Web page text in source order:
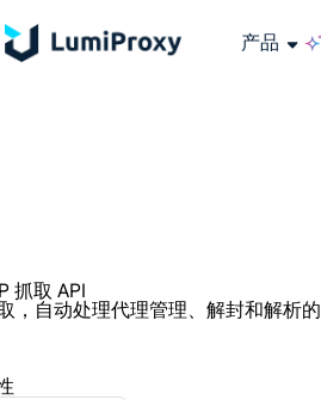
产品
抓取 API
，自动处理代理管理、解封和解析的